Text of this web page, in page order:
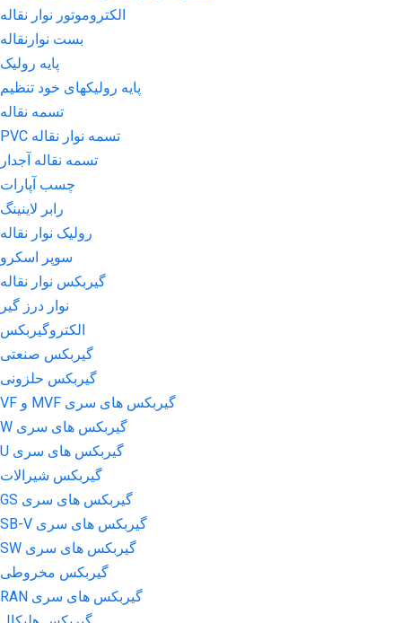
الکتروموتور نوار نقاله
بست نوارنقاله
پایه رولیک
پایه رولیکهای خود تنظیم
تسمه نقاله
تسمه نوار نقاله PVC
تسمه نقاله آجدار
چسب آپارات
رابر لاینینگ
رولیک نوار نقاله
سوپر اسکرو
گیربکس نوار نقاله
نوار درز گیر
الکتروگیربکس
گیربکس صنعتی
گیربکس حلزونی
گیربکس های سری MVF و VF
گیربکس های سری W
گیربکس های سری U
گیربکس شیرالات
گیربکس های سری GS
گیربکس های سری SB-V
گیربکس های سری SW
گیربکس مخروطی
گیربکس های سری RAN